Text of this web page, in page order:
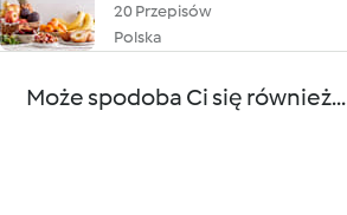
20 Przepisów
Polska
Może spodoba Ci się również...